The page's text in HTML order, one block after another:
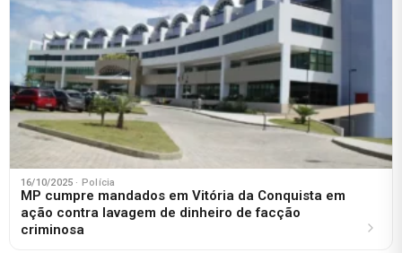
16/10/2025 · Polícia
MP cumpre mandados em Vitória da Conquista em
ação contra lavagem de dinheiro de facção
criminosa